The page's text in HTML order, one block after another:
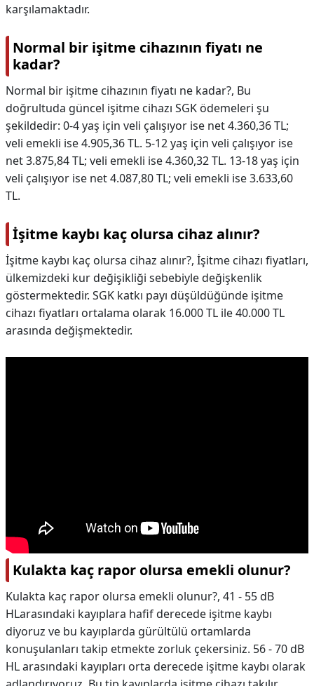
karşılamaktadır.
Normal bir işitme cihazının fiyatı ne
kadar?
Normal bir işitme cihazının fiyatı ne kadar?, Bu
doğrultuda güncel işitme cihazı SGK ödemeleri şu
şekildedir: 0-4 yaş için veli çalışıyor ise net 4.360,36 TL;
veli emekli ise 4.905,36 TL. 5-12 yaş için veli çalışıyor ise
net 3.875,84 TL; veli emekli ise 4.360,32 TL. 13-18 yaş için
veli çalışıyor ise net 4.087,80 TL; veli emekli ise 3.633,60
TL.
İşitme kaybı kaç olursa cihaz alınır?
İşitme kaybı kaç olursa cihaz alınır?, İşitme cihazı fiyatları,
ülkemizdeki kur değişikliği sebebiyle değişkenlik
göstermektedir. SGK katkı payı düşüldüğünde işitme
cihazı fiyatları ortalama olarak 16.000 TL ile 40.000 TL
arasında değişmektedir.
Kulakta kaç rapor olursa emekli olunur?
Kulakta kaç rapor olursa emekli olunur?, 41 - 55 dB
HLarasındaki kayıplara hafif derecede işitme kaybı
diyoruz ve bu kayıplarda gürültülü ortamlarda
konuşulanları takip etmekte zorluk çekersiniz. 56 - 70 dB
HL arasındaki kayıpları orta derecede işitme kaybı olarak